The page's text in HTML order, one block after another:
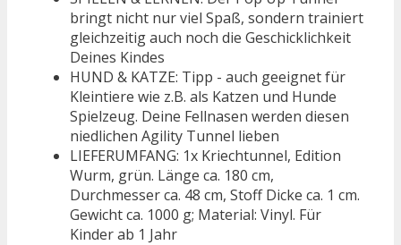
bringt nicht nur viel Spaß, sondern trainiert
gleichzeitig auch noch die Geschicklichkeit
Deines Kindes
HUND & KATZE: Tipp - auch geeignet für
Kleintiere wie z.B. als Katzen und Hunde
Spielzeug. Deine Fellnasen werden diesen
niedlichen Agility Tunnel lieben
LIEFERUMFANG: 1x Kriechtunnel, Edition
Wurm, grün. Länge ca. 180 cm,
Durchmesser ca. 48 cm, Stoff Dicke ca. 1 cm.
Gewicht ca. 1000 g; Material: Vinyl. Für
Kinder ab 1 Jahr